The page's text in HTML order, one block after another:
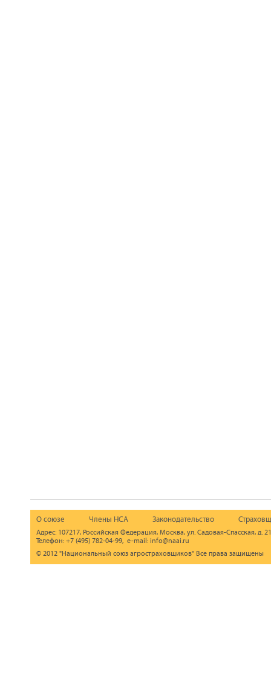
О союзе Члены НСА Законодательство
Адрес: 107217, Российская Федерация, Москва, ул. Садовая-Спасская, д.
Телефон: +7 (495) 782-04-99, e-mail: info@naai.ru
© 2012 "Национальный союз агростраховщиков" Все права защищены